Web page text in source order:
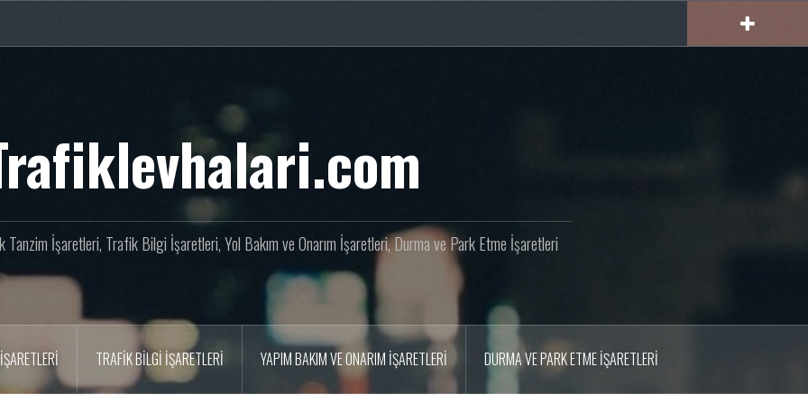
Tanzim İşaretleri, Trafik Bilgi İşaretleri, Yol Bakım ve Onarım İşaretleri, Durma ve Park Etme İşaretleri
TRAFIK BILGI İŞARETLERI YAPIM BAKIM VE ONARIM İŞARETLERI DURMA VE PARK ETME İŞARETLERI